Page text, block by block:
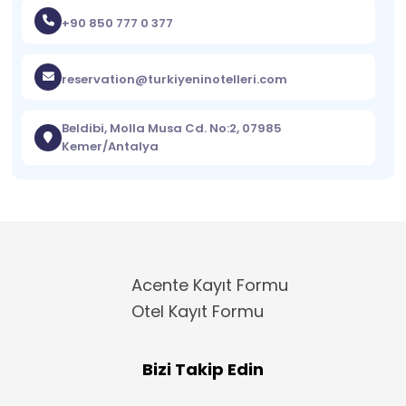
+90 850 777 0 377
reservation@turkiyeninotelleri.com
Beldibi, Molla Musa Cd. No:2, 07985
Kemer/Antalya
Acente Kayıt Formu
Otel Kayıt Formu
Bizi Takip Edin